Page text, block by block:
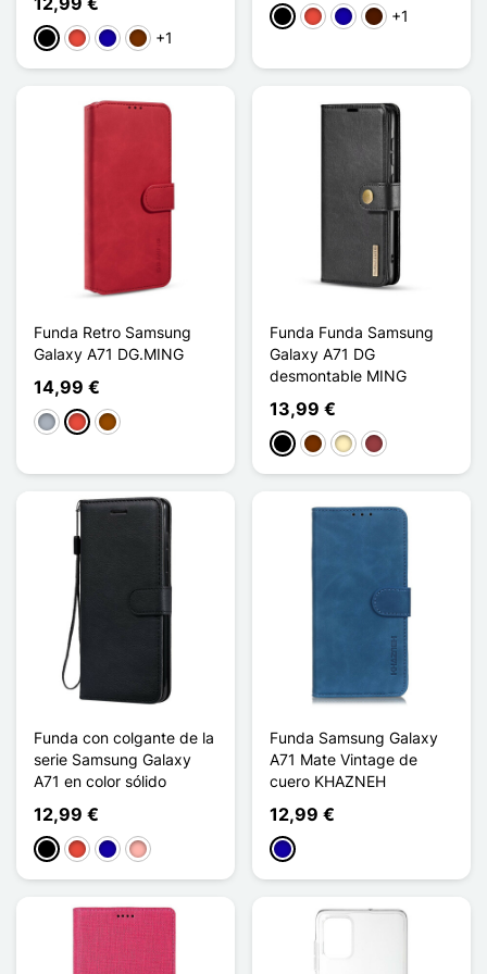
NegroRojoAzul oscuro
Café+1
NegroRojoAzul oscuro
Marrón oscuro
+1
Funda Retro Samsung
Galaxy A71 DG.MING
14,99 €
Gris RojoMarrón
Funda Funda Samsung
Galaxy A71 DG
desmontable MING
13,99 €
NegroCaféMarrón claro
Rojo oscuro
Funda con colgante de la
serie Samsung Galaxy
A71 en color sólido
12,99 €
NegroRojoAzul oscuro
Oro rosa
Funda Samsung Galaxy
A71 Mate Vintage de
cuero KHAZNEH
12,99 €
Azul oscuro